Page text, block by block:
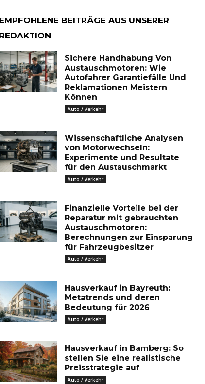
EMPFOHLENE BEITRÄGE AUS UNSERER
REDAKTION
Sichere Handhabung Von
Austauschmotoren: Wie
Autofahrer Garantiefälle Und
Reklamationen Meistern
Können
Auto / Verkehr
Wissenschaftliche Analysen
von Motorwechseln:
Experimente und Resultate
für den Austauschmarkt
Auto / Verkehr
Finanzielle Vorteile bei der
Reparatur mit gebrauchten
Austauschmotoren:
Berechnungen zur Einsparung
für Fahrzeugbesitzer
Auto / Verkehr
Hausverkauf in Bayreuth:
Metatrends und deren
Bedeutung für 2026
Auto / Verkehr
Hausverkauf in Bamberg: So
stellen Sie eine realistische
Preisstrategie auf
Auto / Verkehr